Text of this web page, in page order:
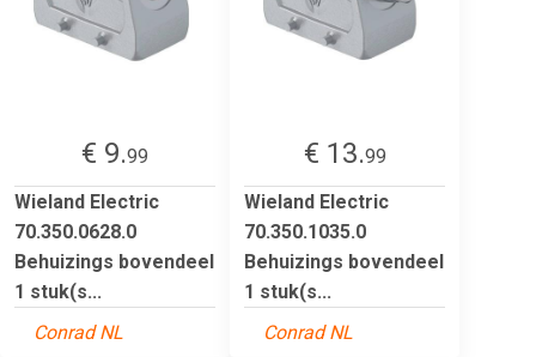
€ 9.99
Wieland Electric
70.350.0628.0
Behuizings bovendeel
1 stuk(s...
Conrad NL
€ 13.99
Wieland Electric
70.350.1035.0
Behuizings bovendeel
1 stuk(s...
Conrad NL